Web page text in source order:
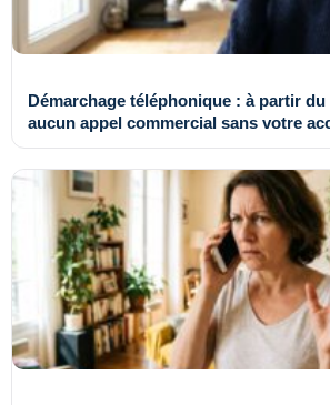
Démarchage téléphonique : à partir du
aucun appel commercial sans votre